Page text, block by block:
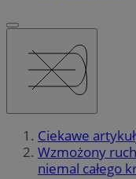
Ciekawe
Wzmożony
niemal całego